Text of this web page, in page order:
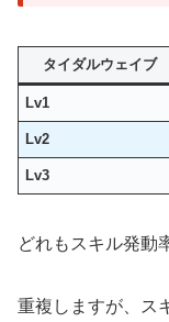
タイダルウェイブ
Lv1
Lv2
Lv3
どれもスキル発動
重複しますが、ス